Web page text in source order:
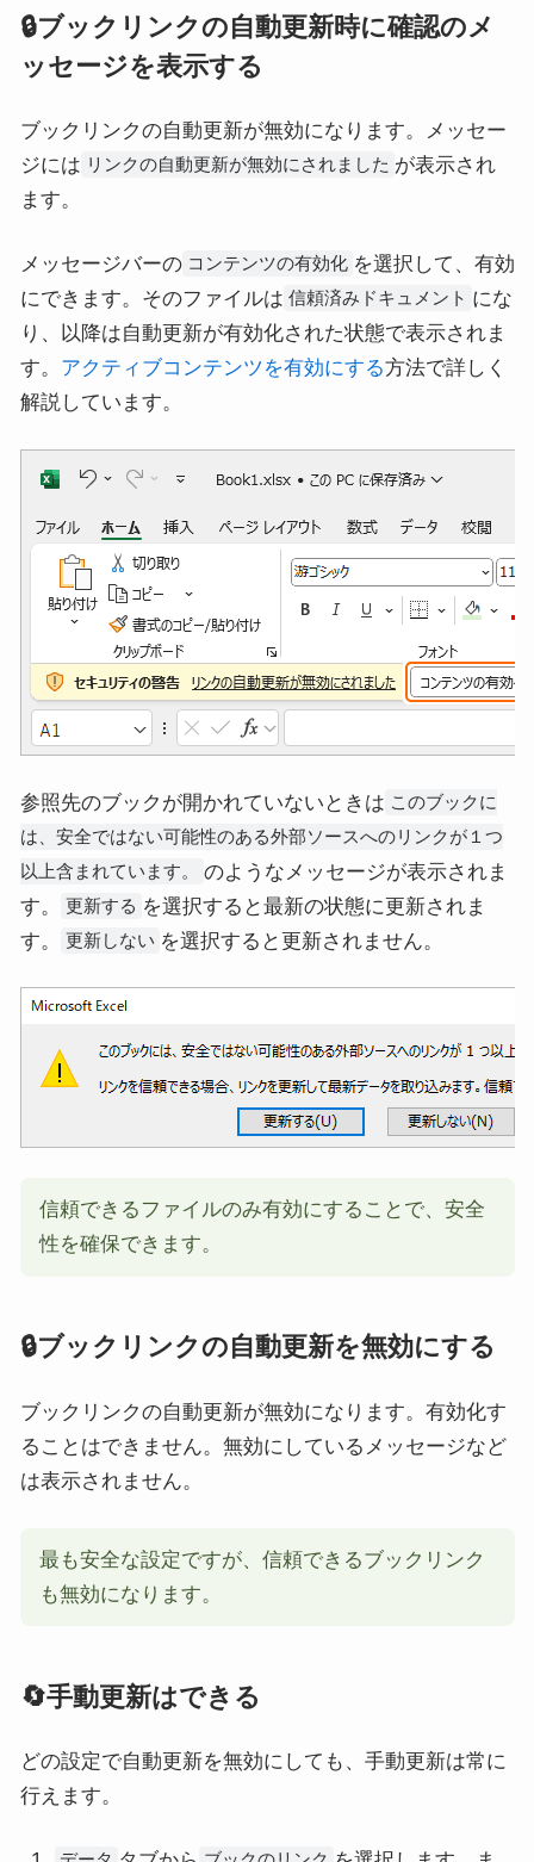
🔒ブックリンクの自動更新時に確認のメ
ッセージを表示する
ブックリンクの自動更新が無効になります。メッセー
ジには リンクの自動更新が無効にされました が表示され
ます。
メッセージバーの コンテンツの有効化 を選択して、有効
にできます。そのファイルは 信頼済みドキュメント にな
り、以降は自動更新が有効化された状態で表示されま
す。 アクティブコンテンツを有効にする方法で詳しく
解説しています。
参照先のブックが開かれていないときは このブックに
は、安全ではない可能性のある外部ソースへのリンクが１つ
以上含まれています。
のようなメッセージが表示されま
す。
更新する を選択すると最新の状態に更新されま
す。
更新しない を選択すると更新されません。
信頼できるファイルのみ有効にすることで、安全
性を確保できます。
🔒ブックリンクの自動更新を無効にする
ブックリンクの自動更新が無効になります。有効化す
ることはできません。無効にしているメッセージなど
は表示されません。
最も安全な設定ですが、信頼できるブックリンク
も無効になります。
🔄手動更新はできる
どの設定で自動更新を無効にしても、手動更新は常に
行えます。